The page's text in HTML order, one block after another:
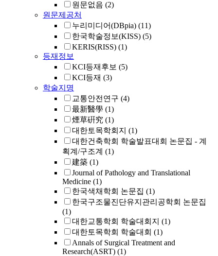
원문없음 (2)
원문제공처
누리미디어(DBpia) (11)
한국학술정보(KISS) (5)
KERIS(RISS) (1)
등재정보
KCI등재후보 (5)
KCI등재 (3)
학술지명
교통안전연구 (4)
最新醫學 (1)
煙草硏究 (1)
대한토목학회지 (1)
대한건축학회 학술발표대회 논문집 - 계
획계/구조계 (1)
建築 (1)
Journal of Pathology and Translational
Medicine (1)
한국색채학회 논문집 (1)
한국구조물진단유지관리공학회 논문집
(1)
대한교통학회 학술대회지 (1)
대한토목학회 학술대회 (1)
Annals of Surgical Treatment and
Research(ASRT) (1)